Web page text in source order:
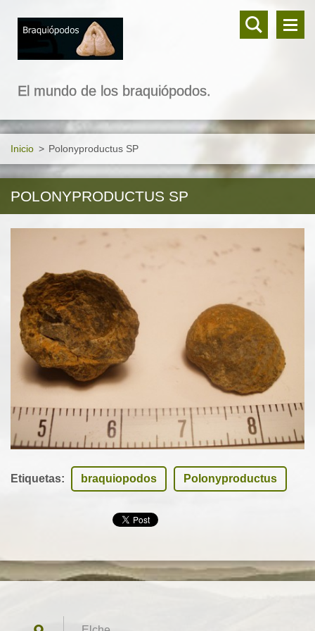
El mundo de los braquiópodos.
Inicio > Polonyproductus SP
POLONYPRODUCTUS SP
Etiquetas: braquiopodos Polonyproductus